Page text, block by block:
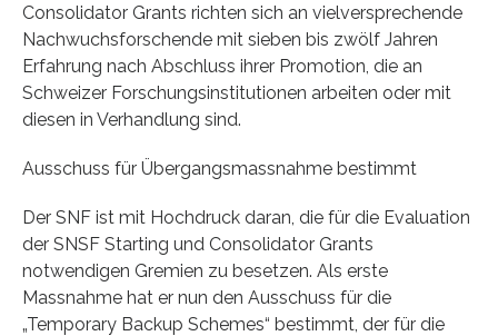
Consolidator Grants richten sich an vielversprechende
Nachwuchsforschende mit sieben bis zwölf Jahren
Erfahrung nach Abschluss ihrer Promotion, die an
Schweizer Forschungsinstitutionen arbeiten oder mit
diesen in Verhandlung sind.
Ausschuss für Übergangsmassnahme bestimmt
Der SNF ist mit Hochdruck daran, die für die Evaluation
der SNSF Starting und Consolidator Grants
notwendigen Gremien zu besetzen. Als erste
Massnahme hat er nun den Ausschuss für die
„Temporary Backup Schemes“ bestimmt, der für die